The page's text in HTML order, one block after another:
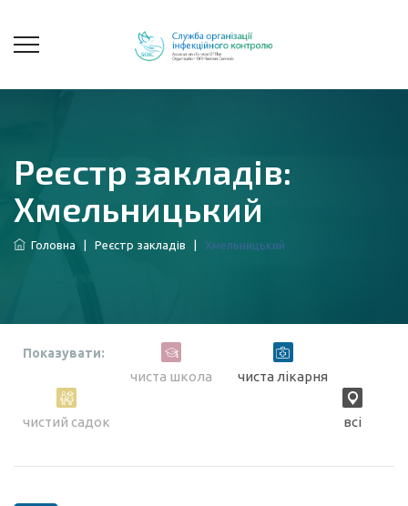
Реєстр закладів:
Хмельницький
Головна Реєстр закладів Хмельницький
Показувати:
чиста школа чиста лікарня
чистий садок всі